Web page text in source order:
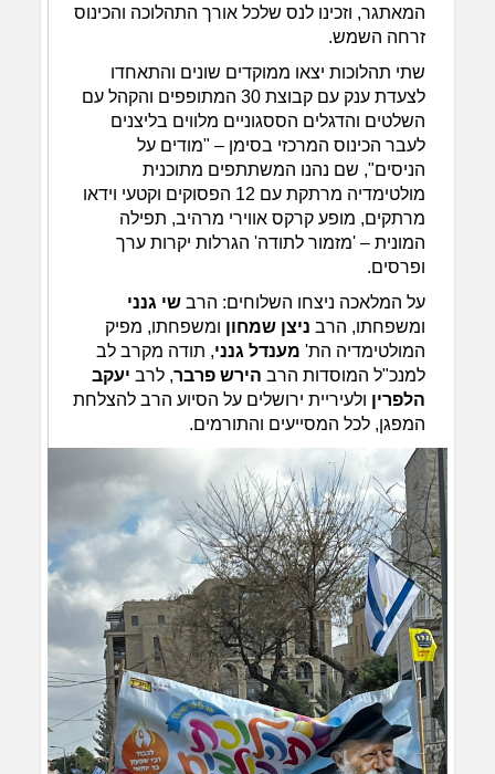
המאתגר, וזכינו לנס שלכל אורך התהלוכה והכינוס
זרחה השמש.
שתי תהלוכות יצאו ממוקדים שונים והתאחדו
לצעדת ענק עם קבוצת 30 המתופפים והקהל עם
השלטים והדגלים הססגוניים מלווים בליצנים
לעבר הכינוס המרכזי בסימן – "מודים על
הניסים", שם נהנו המשתתפים מתוכנית
מולטימדיה מרתקת עם 12 הפסוקים וקטעי וידאו
מרתקים, מופע קרקס אווירי מרהיב, תפילה
המונית – 'מזמור לתודה' הגרלות יקרות ערך
ופרסים.
על המלאכה ניצחו השלוחים: הרב שי גנני
ומשפחתו, הרב ניצן שמחון ומשפחתו, מפיק
המולטימדיה הת' מענדל גנני, תודה מקרב לב
למנכ"ל המוסדות הרב הירש פרבר, לרב יעקב
הלפרין ולעיריית ירושלים על הסיוע הרב להצלחת
המפגן, לכל המסייעים והתורמים.